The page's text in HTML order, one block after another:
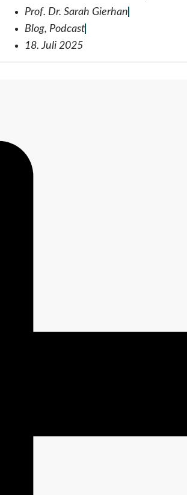
Prof. Dr. Sarah Gierhan
Blog, Podcast
18. Juli 2025